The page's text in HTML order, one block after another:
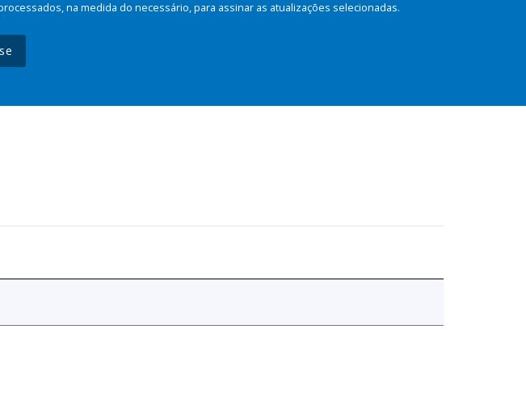
na medida do necessário, para assinar as atualizações selecionadas.